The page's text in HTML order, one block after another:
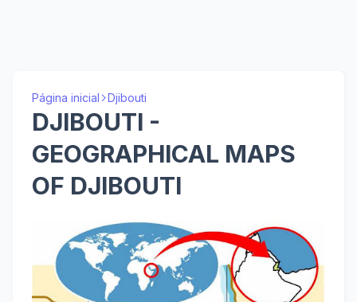
Página inicial Djibouti
DJIBOUTI -
GEOGRAPHICAL MAPS
OF DJIBOUTI